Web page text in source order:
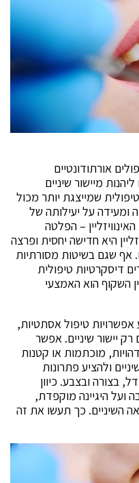
אורתודונטיים
מיישור שיניים
שמייצגת יותר מכול
ומעידה על יעילותה של
– הפלטה
היא חדישה יחסית ופרצה
העשרים. אף שגם בשיטות מסורתיות
דיסקרטיות טיפולית
השקוף הוא האמצעי
טיפול אסתטיות,
רק יישור שיניים. אפשר
מוכתמות או קטנות
ולהציע פתרונות
בצורה ובצבע. כיוון
ועל היגיינה מוקפדת,
השיניים. כך תעשו את זה